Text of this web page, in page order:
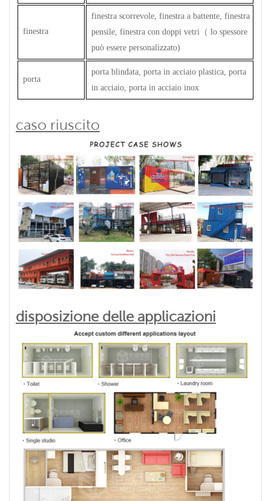
finestra
finestra scorrevole, finestra a battente, finestra
pensile, finestra con doppi vetri （ lo spessore
può essere personalizzato)
porta
porta blindata, porta in acciaio plastica, porta
in acciaio, porta in acciaio inox
caso riuscito
disposizione delle applicazioni